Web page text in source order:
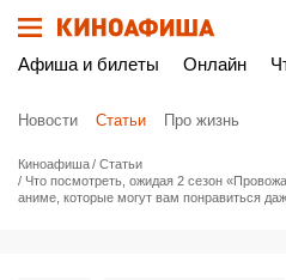
Афиша и билеты Онлайн
Новости Статьи Про жизнь
Киноафиша
Статьи
Что посмотреть, ожидая 2 сезон
аниме, которые могут вам понравиться